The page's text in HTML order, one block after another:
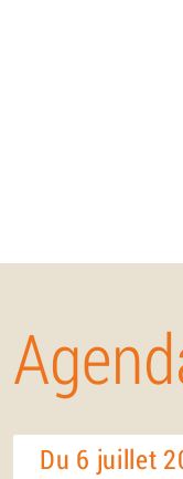
Du 6 juillet